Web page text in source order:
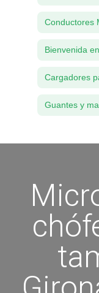
Conductores
Bienvenida
Cargadores
Guantes y